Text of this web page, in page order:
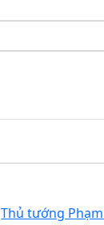
Thủ tướng